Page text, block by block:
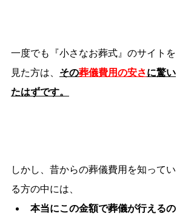
一度でも『小さなお葬式』のサイトを
見た方は、 その葬儀費用の安さに驚い
たはずです。
しかし、昔からの葬儀費用を知ってい
る方の中には、
本当にこの金額で葬儀が行えるの